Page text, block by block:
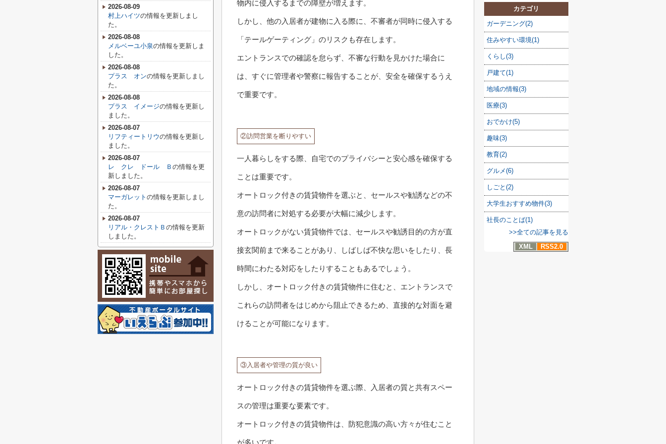
物内に侵入するまでの障壁が増えます。
しかし、他の入居者が建物に入る際に、不審者が同時に侵入する
「テールゲーティング」のリスクも存在します。
エントランスでの確認を怠らず、不審な行動を見かけた場合に
は、すぐに管理者や警察に報告することが、安全を確保するうえ
で重要です。
②訪問営業を断りやすい
一人暮らしをする際、自宅でのプライバシーと安心感を確保する
ことは重要です。
オートロック付きの賃貸物件を選ぶと、セールスや勧誘などの不
意の訪問者に対処する必要が大幅に減少します。
オートロックがない賃貸物件では、セールスや勧誘目的の方が直
接玄関前まで来ることがあり、しばしば不快な思いをしたり、長
時間にわたる対応をしたりすることもあるでしょう。
しかし、オートロック付きの賃貸物件に住むと、エントランスで
これらの訪問者をはじめから阻止できるため、直接的な対面を避
けることが可能になります。
③入居者や管理の質が良い
オートロック付きの賃貸物件を選ぶ際、入居者の質と共有スペー
スの管理は重要な要素です。
オートロック付きの賃貸物件は、防犯意識の高い方々が住むこと
カテゴリ
ガーデニング(2)
住みやすい環境(1)
くらし(3)
戸建て(1)
地域の情報(3)
医療(3)
おでかけ(5)
趣味(3)
教育(2)
グルメ(6)
しごと(2)
大学生おすすめ物件(3)
社長のことば(1)
>>全ての記事を見る
XML
RSS2.0
2026-08-09
村上ハイツの情報を更新しまし
た。
2026-08-08
メルベーユ小泉の情報を更新しま
した。
2026-08-08
プラス オンの情報を更新しまし
た。
2026-08-08
プラス イメージの情報を更新し
ました。
2026-08-07
リフティートリウの情報を更新し
ました。
2026-08-07
レ クレ ドール Ｂ の情報を更
新しました。
2026-08-07
マーガレット の情報を更新しまし
た。
2026-08-07
リアル・クレストＢ の情報を更新
しました。